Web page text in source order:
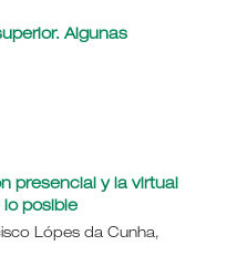
Algunas
presencial y la virtual
posible
Lópes da Cunha,